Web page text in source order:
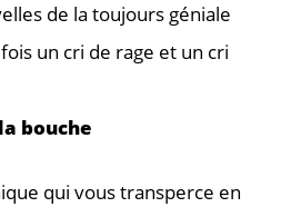
de la toujours géniale
un cri de rage et un cri
bouche
qui vous transperce en